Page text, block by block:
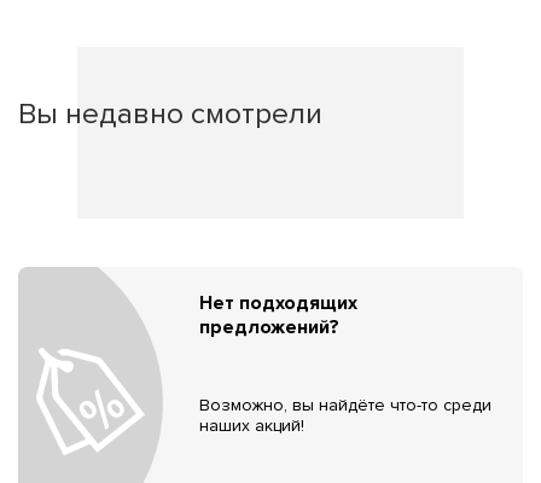
Вы недавно смотрели
Нет подходящих
предложений?
Возможно, вы найдёте что-то среди
наших акций!